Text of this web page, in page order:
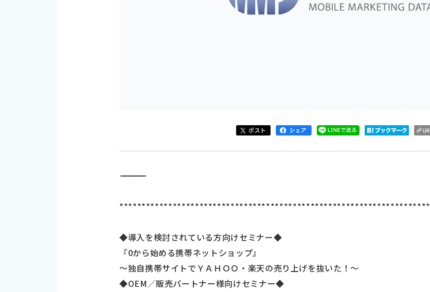
―――――――――――――――――――――――――――――――――――
**********************************************************************
◆導入を検討されている方向けセミナー◆
『0から始める携帯ネットショップ』
～独自携帯サイトでＹＡＨＯＯ・楽天の売り上げを抜いた！～
◆OEM／販売パートナー様向けセミナー◆